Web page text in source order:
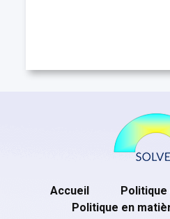
Accueil
Politique en